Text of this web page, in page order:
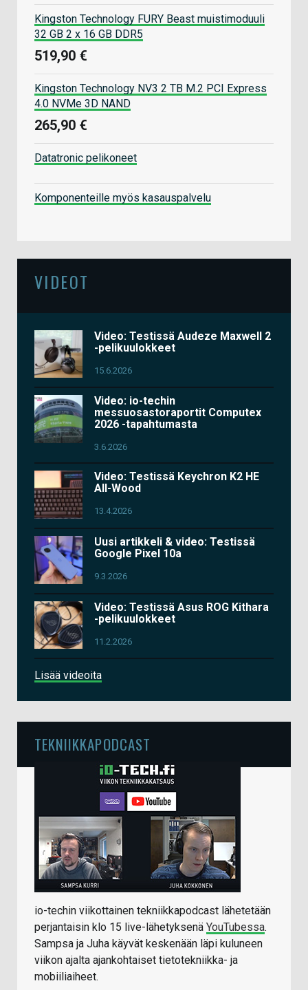
Kingston Technology FURY Beast muistimoduuli
32 GB 2 x 16 GB DDR5
519,90 €
Kingston Technology NV3 2 TB M.2 PCI Express
4.0 NVMe 3D NAND
265,90 €
Datatronic pelikoneet
Komponenteille myös kasauspalvelu
VIDEOT
Video: Testissä Audeze Maxwell 2
-pelikuulokkeet
15.6.2026
Video: io-techin
messuosastoraportit Computex
2026 -tapahtumasta
3.6.2026
Video: Testissä Keychron K2 HE
All-Wood
13.4.2026
Uusi artikkeli & video: Testissä
Google Pixel 10a
9.3.2026
Video: Testissä Asus ROG Kithara
-pelikuulokkeet
11.2.2026
Lisää videoita
TEKNIIKKAPODCAST
io-techin viikottainen tekniikkapodcast lähetetään
perjantaisin klo 15 live-lähetyksenä YouTubessa.
Sampsa ja Juha käyvät keskenään läpi kuluneen
viikon ajalta ajankohtaiset tietotekniikka- ja
mobiiliaiheet.